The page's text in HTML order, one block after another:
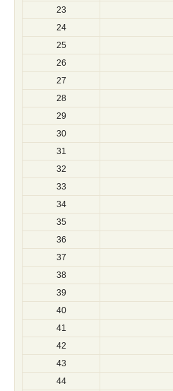
23
24
25
26
27
28
29
30
31
32
33
34
35
36
37
38
39
40
41
42
43
44